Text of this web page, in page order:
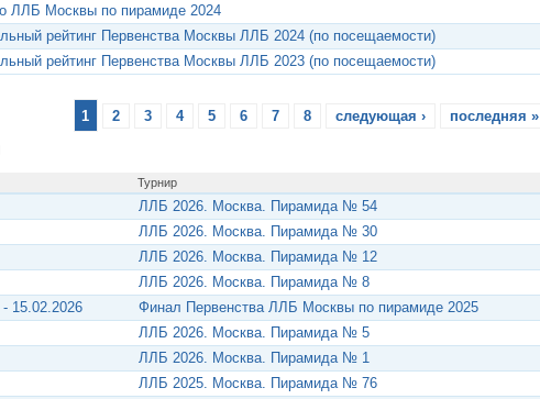
ЛЛБ Москвы по пирамиде 2024
рейтинг Первенства Москвы ЛЛБ 2024 (по посещаемости)
рейтинг Первенства Москвы ЛЛБ 2023 (по посещаемости)
1 2 3 4 5 6 7 8 следующая › последняя »
Турнир
ЛЛБ 2026. Москва. Пирамида № 54
ЛЛБ 2026. Москва. Пирамида № 30
ЛЛБ 2026. Москва. Пирамида № 12
ЛЛБ 2026. Москва. Пирамида № 8
15.02.2026
Финал Первенства ЛЛБ Москвы по пирамиде 2025
ЛЛБ 2026. Москва. Пирамида № 5
ЛЛБ 2026. Москва. Пирамида № 1
ЛЛБ 2025. Москва. Пирамида № 76